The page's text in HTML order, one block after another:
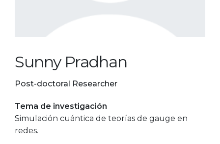
Sunny Pradhan
Post-doctoral Researcher
Tema de investigación
Simulación cuántica de teorías de gauge en
redes.